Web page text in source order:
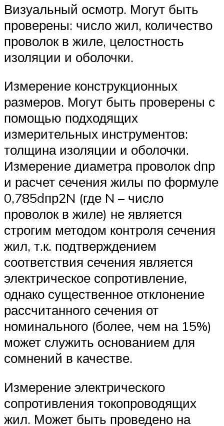
Визуальный осмотр. Могут быть
проверены: число жил, количество
проволок в жиле, целостность
изоляции и оболочки.
Измерение конструкционных
размеров. Могут быть проверены с
помощью подходящих
измерительных инструментов:
толщина изоляции и оболочки.
Измерение диаметра проволок dпр
и расчет сечения жилы по формуле
0,785dпр2N (где N – число
проволок в жиле) не является
строгим методом контроля сечения
жил, т.к. подтверждением
соответствия сечения является
электрическое сопротивление,
однако существенное отклонение
рассчитанного сечения от
номинального (более, чем на 15%)
может служить основанием для
сомнений в качестве.
Измерение электрического
сопротивления токопроводящих
жил. Может быть проведено на